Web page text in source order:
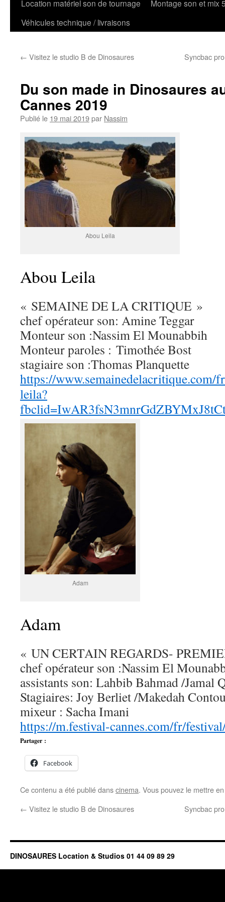
Location matériel son de tournage
Montage son et mix
Véhicules technique / livraisons
← Visitez le studio B de Dinosaures Syncbac
Du son made in Dinosaures
Cannes 2019
Publié le 19 mai 2019par Nassim
Abou Leila
Abou Leila
« SEMAINE DE LA CRITIQUE »
chef opérateur son: Amine Teggar
Monteur son :Nassim El Mounabbih
Monteur paroles : Timothée Bost
stagiaire son :Thomas Planquette
https://
leila?
Adam
Adam
« UN CERTAIN REGARDS-
chef opérateur son :Nassim El
assistants son: Lahbib Bahmad /Jamal
Stagiaires: Joy Berliet /Makedah
mixeur : Sacha Imani
https://m.festival-cannes.com/fr/
Partager :
Facebook
Ce contenu a été publié danscinema. Vous pouvez le mettre
← Visitez le studio B de Dinosaures Syncbac
DINOSAURES Location & Studios 01 44 09 89 29